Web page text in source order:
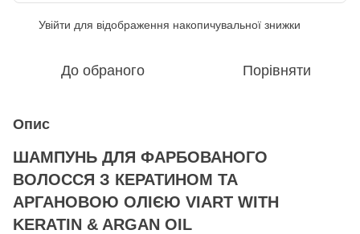
Увійти для відображення накопичувальної знижки
До обраного Порівняти
Опис
ШАМПУНЬ ДЛЯ ФАРБОВАНОГО
ВОЛОССЯ З КЕРАТИНОМ ТА
АРГАНОВОЮ ОЛІЄЮ VIART WITH
KERATIN & ARGAN OIL